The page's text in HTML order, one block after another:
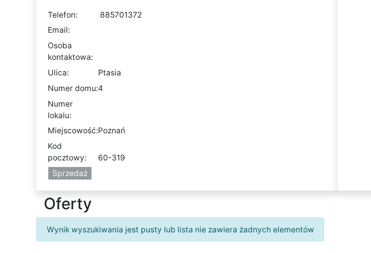
Telefon:
885701372
Email:
Osoba
kontaktowa:
Ulica:
Ptasia
Numer domu:4
Numer
lokalu:
Miejscowość:Poznań
Kod
pocztowy:
60-319
Sprzedaż
Oferty
Wynik wyszukiwania jest pusty lub lista nie zawiera żadnych elementów